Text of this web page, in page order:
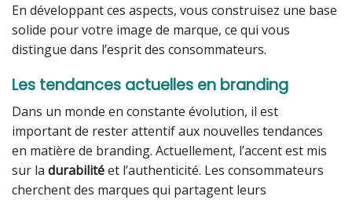
En développant ces aspects, vous construisez une base
solide pour votre image de marque, ce qui vous
distingue dans l’esprit des consommateurs.
Les tendances actuelles en branding
Dans un monde en constante évolution, il est
important de rester attentif aux nouvelles tendances
en matière de branding. Actuellement, l’accent est mis
sur la durabilitéet l’authenticité. Les consommateurs
cherchent des marques qui partagent leurs